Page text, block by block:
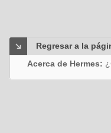
Regresar a la
Acerca de Hermes: